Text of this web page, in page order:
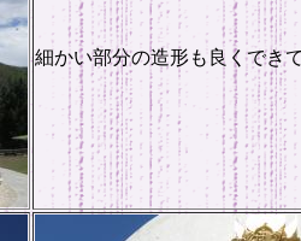
細かい部分の造形も良くでき